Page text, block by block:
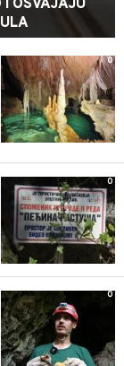
I OSVAJAJU
0
0
0